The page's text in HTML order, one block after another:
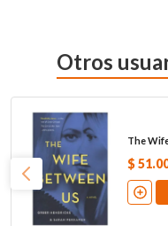
Otros
The
$ 51.